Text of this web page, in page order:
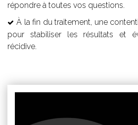
répondre à toutes vos questions.
À la fin du traitement, une
pour stabiliser les résultats et
récidive.